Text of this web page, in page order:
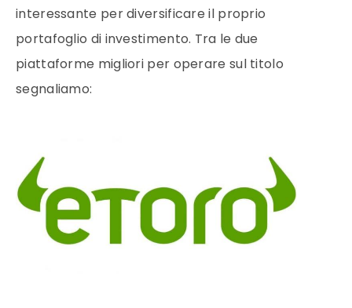
interessante per diversificare il proprio
portafoglio di investimento. Tra le due
piattaforme migliori per operare sul titolo
segnaliamo: